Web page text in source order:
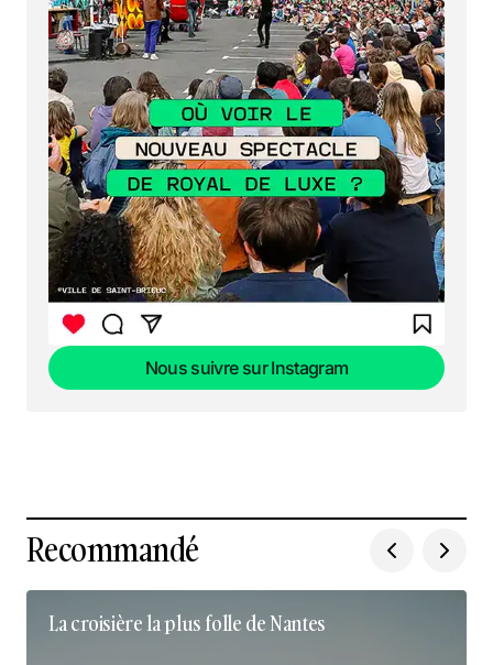
Nous suivre sur Instagram
Recommandé
La croisière la plus folle de Nantes